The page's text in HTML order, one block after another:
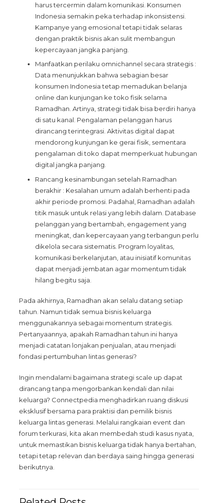
harus tercermin dalam komunikasi. Konsumen
Indonesia semakin peka terhadap inkonsistensi.
Kampanye yang emosional tetapi tidak selaras
dengan praktik bisnis akan sulit membangun
kepercayaan jangka panjang.
Manfaatkan perilaku omnichannel secara strategis :
Data menunjukkan bahwa sebagian besar
konsumen Indonesia tetap memadukan belanja
online dan kunjungan ke toko fisik selama
Ramadhan. Artinya, strategi tidak bisa berdiri hanya
di satu kanal. Pengalaman pelanggan harus
dirancang terintegrasi. Aktivitas digital dapat
mendorong kunjungan ke gerai fisik, sementara
pengalaman di toko dapat memperkuat hubungan
digital jangka panjang.
Rancang kesinambungan setelah Ramadhan
berakhir : Kesalahan umum adalah berhenti pada
akhir periode promosi. Padahal, Ramadhan adalah
titik masuk untuk relasi yang lebih dalam. Database
pelanggan yang bertambah, engagement yang
meningkat, dan kepercayaan yang terbangun perlu
dikelola secara sistematis. Program loyalitas,
komunikasi berkelanjutan, atau inisiatif komunitas
dapat menjadi jembatan agar momentum tidak
hilang begitu saja.
Pada akhirnya, Ramadhan akan selalu datang setiap
tahun. Namun tidak semua bisnis keluarga
menggunakannya sebagai momentum strategis.
Pertanyaannya, apakah Ramadhan tahun ini hanya
menjadi catatan lonjakan penjualan, atau menjadi
fondasi pertumbuhan lintas generasi?
Ingin mendalami bagaimana strategi scale up dapat
dirancang tanpa mengorbankan kendali dan nilai
keluarga? Connectpedia menghadirkan ruang diskusi
eksklusif bersama para praktisi dan pemilik bisnis
keluarga lintas generasi. Melalui rangkaian event dan
forum terkurasi, kita akan membedah studi kasus nyata,
untuk memastikan bisnis keluarga tidak hanya bertahan,
tetapi tetap relevan dan berdaya saing hingga generasi
berikutnya.